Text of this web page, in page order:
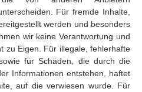
Für fremde Inhalte,
werden und besonders
wir keine Verantwortung und
zu Eigen. Für illegale, fehlerhafte
für Schäden, die durch die
Informationen entstehen, haftet
auf die verwiesen wurde. Für